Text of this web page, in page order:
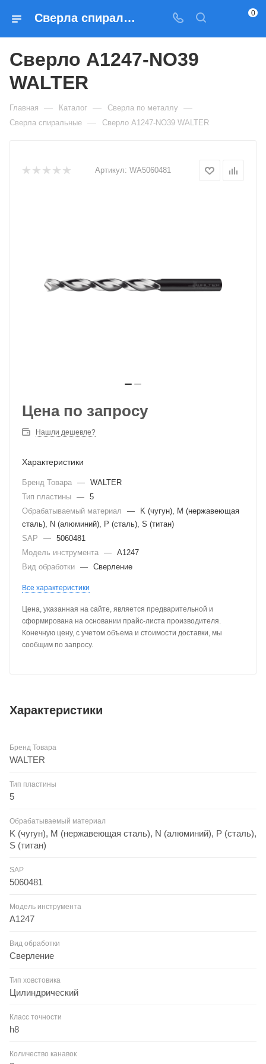
Сверла спиральные Сверло A1247-NO39 WALTER — купить по выгодным ценам в Москве 0
Сверло A1247-NO39
WALTER
Главная — Каталог — Сверла по металлу —
Сверла спиральные — Сверло A1247-NO39 WALTER
Артикул: WA5060481
Цена по запросу
Нашли дешевле?
Характеристики
Бренд Товара — WALTER
Тип пластины — 5
Обрабатываемый материал
—
K (чугун), M (нержавеющая
сталь), N (алюминий), P (сталь), S (титан)
SAP
— 5060481
Модель инструмента — A1247
Вид обработки — Сверление
Все характеристики
Цена, указанная на сайте, является предварительной и
сформирована на основании прайс-листа производителя.
Конечную цену, с учетом объема и стоимости доставки, мы
сообщим по запросу.
Характеристики
Бренд Товара
WALTER
Тип пластины
5
Обрабатываемый материал
K (чугун), M (нержавеющая сталь), N (алюминий), P (сталь),
S (титан)
SAP
5060481
Модель инструмента
A1247
Вид обработки
Сверление
Тип ховстовика
Цилиндрический
Класс точности
h8
Количество канавок